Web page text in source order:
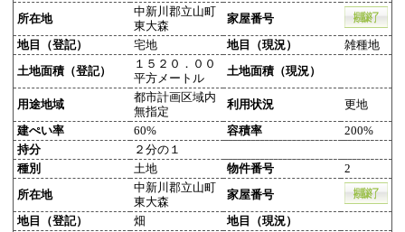
所在地
中新川郡立山町
東大森
家屋番号
地目（登記） 宅地 地目（現況） 雑種地
土地面積（登記）
１５２０．００
平方メートル
土地面積（現況）
用途地域
都市計画区域内
無指定
利用状況 更地
建ぺい率 60% 容積率
200%
持分
２分の１
種別
土地 物件番号 2
所在地
中新川郡立山町
東大森
家屋番号
地目（登記） 畑 地目（現況）